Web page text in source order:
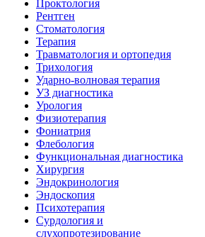
Проктология
Рентген
Стоматология
Терапия
Травматология и ортопедия
Трихология
Ударно-волновая терапия
УЗ диагностика
Урология
Физиотерапия
Фониатрия
Флебология
Функциональная диагностика
Хирургия
Эндокринология
Эндоскопия
Психотерапия
Сурдология и
слухопротезирование